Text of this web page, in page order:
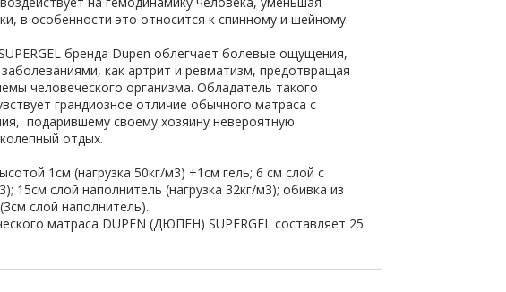
в особенности это относится к спинному и шейному
бренда Dupen облегчает болевые ощущения,
как артрит и ревматизм, предотвращая
человеческого организма. Обладатель такого
грандиозное отличие обычного матраса с
подарившему своему хозяину невероятную
отдых.
1см (нагрузка 50кг/м3) +1см гель; 6 см слой с
15см слой наполнитель (нагрузка 32кг/м3); обивка из
слой наполнитель).
матраса DUPEN (ДЮПЕН) SUPERGEL составляет 25